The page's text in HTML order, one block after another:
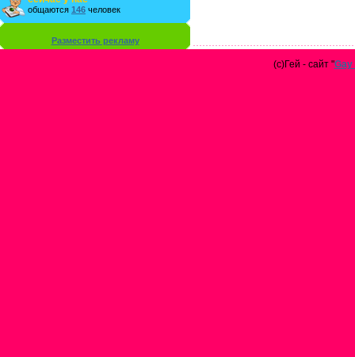
общаются 146 человек
Разместить рекламу
(с)Гей - сайт "Gay